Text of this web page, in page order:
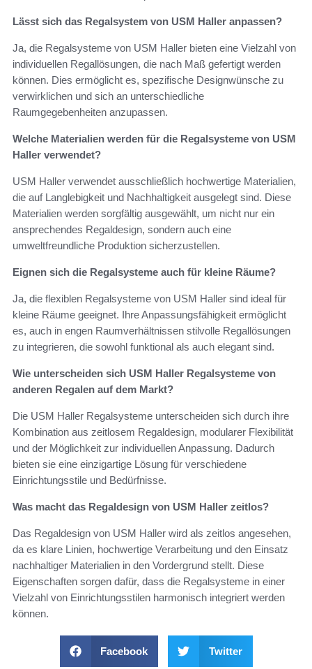
Lässt sich das Regalsystem von USM Haller anpassen?
Ja, die Regalsysteme von USM Haller bieten eine Vielzahl von
individuellen Regallösungen, die nach Maß gefertigt werden
können. Dies ermöglicht es, spezifische Designwünsche zu
verwirklichen und sich an unterschiedliche
Raumgegebenheiten anzupassen.
Welche Materialien werden für die Regalsysteme von USM
Haller verwendet?
USM Haller verwendet ausschließlich hochwertige Materialien,
die auf Langlebigkeit und Nachhaltigkeit ausgelegt sind. Diese
Materialien werden sorgfältig ausgewählt, um nicht nur ein
ansprechendes Regaldesign, sondern auch eine
umweltfreundliche Produktion sicherzustellen.
Eignen sich die Regalsysteme auch für kleine Räume?
Ja, die flexiblen Regalsysteme von USM Haller sind ideal für
kleine Räume geeignet. Ihre Anpassungsfähigkeit ermöglicht
es, auch in engen Raumverhältnissen stilvolle Regallösungen
zu integrieren, die sowohl funktional als auch elegant sind.
Wie unterscheiden sich USM Haller Regalsysteme von
anderen Regalen auf dem Markt?
Die USM Haller Regalsysteme unterscheiden sich durch ihre
Kombination aus zeitlosem Regaldesign, modularer Flexibilität
und der Möglichkeit zur individuellen Anpassung. Dadurch
bieten sie eine einzigartige Lösung für verschiedene
Einrichtungsstile und Bedürfnisse.
Was macht das Regaldesign von USM Haller zeitlos?
Das Regaldesign von USM Haller wird als zeitlos angesehen,
da es klare Linien, hochwertige Verarbeitung und den Einsatz
nachhaltiger Materialien in den Vordergrund stellt. Diese
Eigenschaften sorgen dafür, dass die Regalsysteme in einer
Vielzahl von Einrichtungsstilen harmonisch integriert werden
können.
Facebook Twitter